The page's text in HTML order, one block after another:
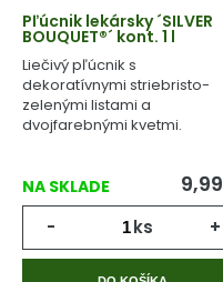
Pľúcnik lekársky ´SILVER
BOUQUET®´ kont. 1 l
Liečivý pľúcnik s
dekoratívnymi striebristo-
zelenými listami a
dvojfarebnými kvetmi.
NA SKLADE 9,99
- ks +